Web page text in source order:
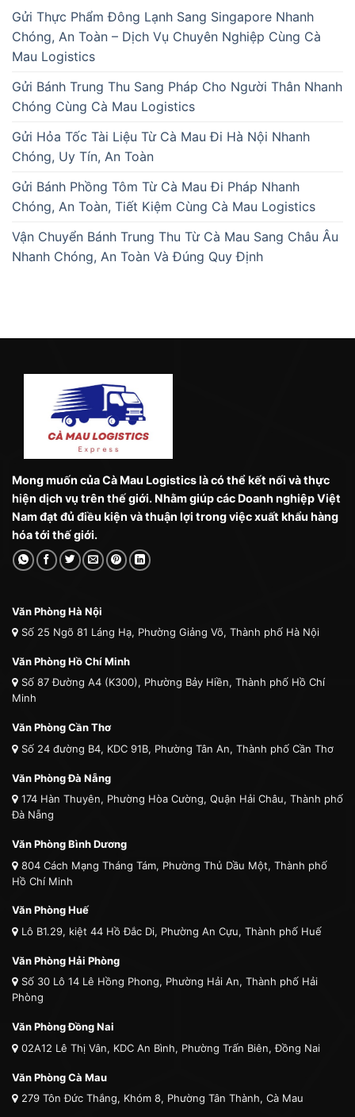
Gửi Thực Phẩm Đông Lạnh Sang Singapore Nhanh
Chóng, An Toàn – Dịch Vụ Chuyên Nghiệp Cùng Cà
Mau Logistics
Gửi Bánh Trung Thu Sang Pháp Cho Người Thân Nhanh
Chóng Cùng Cà Mau Logistics
Gửi Hỏa Tốc Tài Liệu Từ Cà Mau Đi Hà Nội Nhanh
Chóng, Uy Tín, An Toàn
Gửi Bánh Phồng Tôm Từ Cà Mau Đi Pháp Nhanh
Chóng, An Toàn, Tiết Kiệm Cùng Cà Mau Logistics
Vận Chuyển Bánh Trung Thu Từ Cà Mau Sang Châu Âu
Nhanh Chóng, An Toàn Và Đúng Quy Định
Mong muốn của Cà Mau Logistics là có thể kết nối và thực
hiện dịch vụ trên thế giới. Nhằm giúp các Doanh nghiệp Việt
Nam đạt đủ điều kiện và thuận lợi trong việc xuất khẩu hàng
hóa tới thế giới.
Văn Phòng Hà Nội
Số 25 Ngõ 81 Láng Hạ, Phường Giảng Võ, Thành phố Hà Nội
Văn Phòng Hồ Chí Minh
Số 87 Đường A4 (K300), Phường Bảy Hiền, Thành phố Hồ Chí
Minh
Văn Phòng Cần Thơ
Số 24 đường B4, KDC 91B, Phường Tân An, Thành phố Cần Thơ
Văn Phòng Đà Nẵng
174 Hàn Thuyên, Phường Hòa Cường, Quận Hải Châu, Thành phố
Đà Nẵng
Văn Phòng Bình Dương
804 Cách Mạng Tháng Tám, Phường Thủ Dầu Một, Thành phố
Hồ Chí Minh
Văn Phòng Huế
Lô B1.29, kiệt 44 Hồ Đắc Di, Phường An Cựu, Thành phố Huế
Văn Phòng Hải Phòng
Số 30 Lô 14 Lê Hồng Phong, Phường Hải An, Thành phố Hải
Phòng
Văn Phòng Đồng Nai
02A12 Lê Thị Vân, KDC An Bình, Phường Trấn Biên, Đồng Nai
Văn Phòng Cà Mau
279 Tôn Đức Thắng, Khóm 8, Phường Tân Thành, Cà Mau